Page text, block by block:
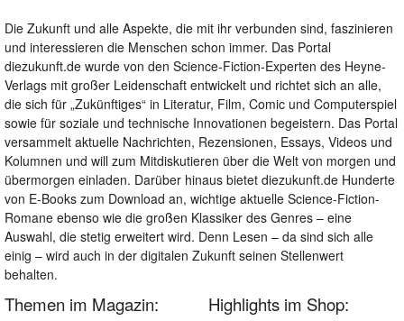
Die Zukunft und alle Aspekte, die mit ihr verbunden sind, faszinieren
und interessieren die Menschen schon immer. Das Portal
diezukunft.de wurde von den Science-Fiction-Experten des Heyne-
Verlags mit großer Leidenschaft entwickelt und richtet sich an alle,
die sich für „Zukünftiges“ in Literatur, Film, Comic und Computerspiel
sowie für soziale und technische Innovationen begeistern. Das Portal
versammelt aktuelle Nachrichten, Rezensionen, Essays, Videos und
Kolumnen und will zum Mitdiskutieren über die Welt von morgen und
übermorgen einladen. Darüber hinaus bietet diezukunft.de Hunderte
von E-Books zum Download an, wichtige aktuelle Science-Fiction-
Romane ebenso wie die großen Klassiker des Genres – eine
Auswahl, die stetig erweitert wird. Denn Lesen – da sind sich alle
einig – wird auch in der digitalen Zukunft seinen Stellenwert
behalten.
Themen im Magazin: Highlights im Shop: